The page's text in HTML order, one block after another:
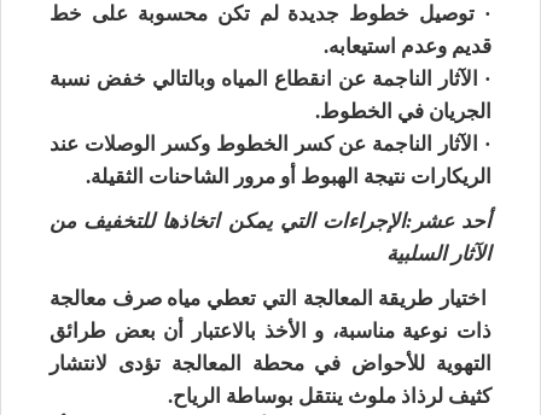
· توصيل خطوط جديدة لم تكن محسوبة على خط
قديم وعدم استيعابه.
· الآثار الناجمة عن انقطاع المياه وبالتالي خفض نسبة
الجريان في الخطوط.
· الآثار الناجمة عن كسر الخطوط وكسر الوصلات عند
الريكارات نتيجة الهبوط أو مرور الشاحنات الثقيلة.
أحد عشر:الإجراءات التي يمكن اتخاذها للتخفيف من
الآثار السلبية
اختيار طريقة المعالجة التي تعطي مياه صرف معالجة
ذات نوعية مناسبة، و الأخذ بالاعتبار أن بعض طرائق
التهوية للأحواض في محطة المعالجة تؤدى لانتشار
كثيف لرذاذ ملوث ينتقل بوساطة الرياح.